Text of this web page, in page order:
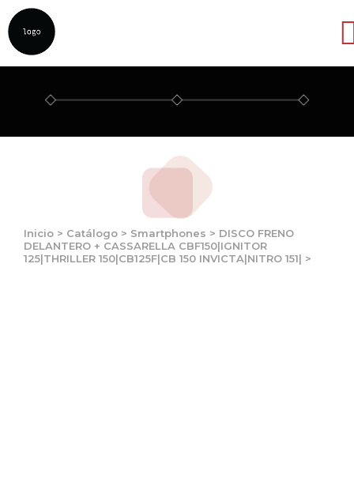
Inicio > Catálogo > Smartphones > DISCO FRENO
DELANTERO + CASSARELLA CBF150|IGNITOR
125|THRILLER 150|CB125F|CB 150 INVICTA|NITRO 151| >